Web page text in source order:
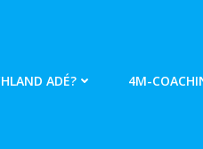
ADÉ? 4M-